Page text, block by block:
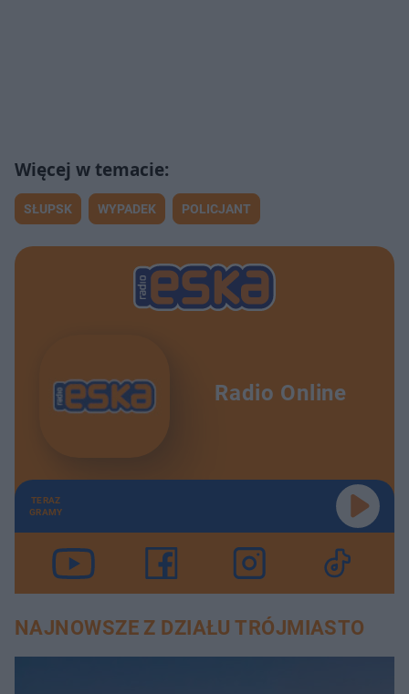
SŁUPSK WYPADEK POLICJANT
Radio Online
TERAZ
GRAMY
NAJNOWSZE Z DZIAŁU TRÓJMIASTO